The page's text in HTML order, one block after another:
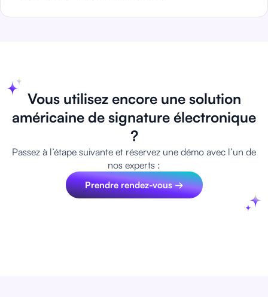
Vous utilisez encore une solution
américaine de signature électronique
?
Passez à l’étape suivante et réservez une démo avec l’un de
nos experts :
Prendre rendez-vous →